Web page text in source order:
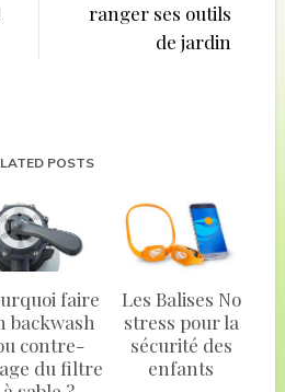
ranger ses outils
de jardin
POSTS
faire
backwash
contre-
du filtre
Les Balises No
stress pour la
sécurité des
enfants